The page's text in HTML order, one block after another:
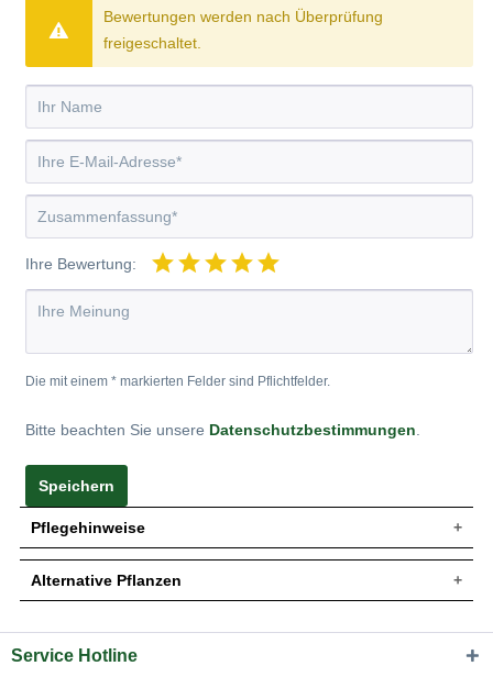
Bewertungen werden nach Überprüfung
freigeschaltet.
Ihre Bewertung:
Die mit einem * markierten Felder sind Pflichtfelder.
Bitte beachten Sie unsere Datenschutzbestimmungen
Speichern
Pflegehinweise
Pflanz- und Pflegetipps Hydrangea arborescens
'Annabelle' / Schneeball-Hortensie 'Annabelle'
Alternative Pflanzen
Sie suchen eine Alternative?
Service Hotline